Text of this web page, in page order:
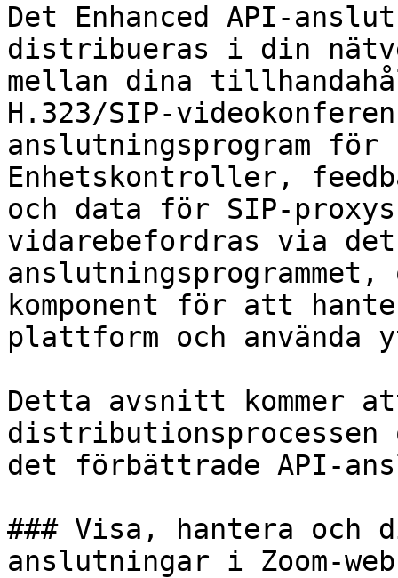
Det Enhanced API-
distribueras i din
mellan dina
H.323/SIP-
anslutningsprogram för
Enhetskontroller,
och data för SIP-
vidarebefordras via det
komponent för att
plattform och använda
Detta avsnitt kommer
det förbättrade API-
### Visa, hantera och
anslutningar i Zoom-